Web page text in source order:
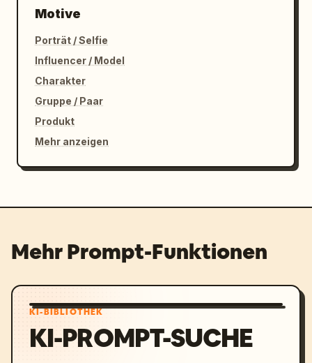
Motive
Porträt / Selfie
Influencer / Model
Charakter
Gruppe / Paar
Produkt
Mehr anzeigen
Mehr Prompt-Funktionen
KI-BIBLIOTHEK
KI-PROMPT-SUCHE